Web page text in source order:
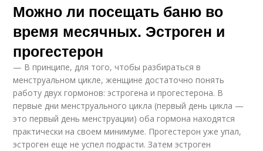
Можно ли посещать баню во
время месячных. Эстроген и
прогестерон
— В принципе, для того, чтобы разбираться в
менструальном цикле, женщине достаточно понять
работу двух гормонов: эстрогена и прогестерона. В
первые дни менструального цикла (первый день цикла —
это первый день менструации) оба гормона находятся
практически на своем минимуме. Прогестерон уже упал,
эстроген еще не успел подрасти. Затем эстроген